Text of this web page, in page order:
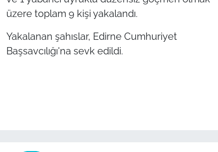
üzere toplam 9 kişi yakalandı.
Yakalanan şahıslar, Edirne Cumhuriyet
Başsavcılığı'na sevk edildi.
Genel
Politika